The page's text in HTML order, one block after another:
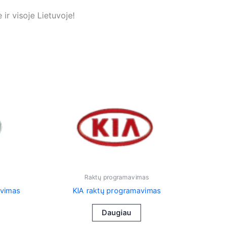
ir visoje Lietuvoje!
Raktų programavimas
KIA raktų programavimas
Daugiau